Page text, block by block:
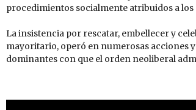
procedimientos socialmente atribuidos a
La insistencia por rescatar, embellecer y
mayoritario, operó en numerosas acciones
dominantes con que el orden neoliberal